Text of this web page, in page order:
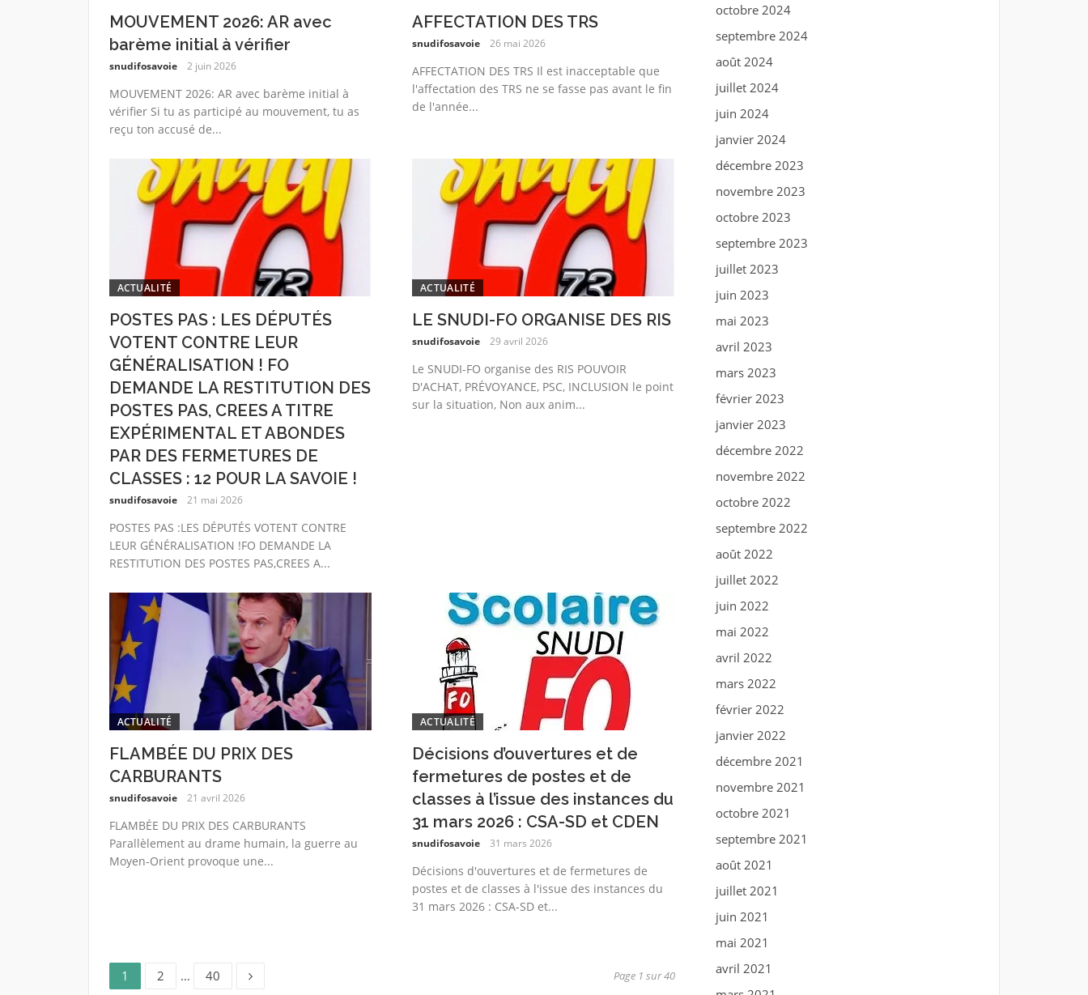
MOUVEMENT 2026: AR avec
barème initial à vérifier
snudifosavoie 2 juin 2026
MOUVEMENT 2026: AR avec barème initial à
vérifier Si tu as participé au mouvement, tu as
reçu ton accusé de...
AFFECTATION DES TRS
snudifosavoie 26 mai 2026
AFFECTATION DES TRS Il est inacceptable que
l'affectation des TRS ne se fasse pas avant le fin
de l'année...
ACTUALITÉ
POSTES PAS : LES DÉPUTÉS
VOTENT CONTRE LEUR
GÉNÉRALISATION ! FO
DEMANDE LA RESTITUTION DES
POSTES PAS, CREES A TITRE
EXPÉRIMENTAL ET ABONDES
PAR DES FERMETURES DE
CLASSES : 12 POUR LA SAVOIE !
snudifosavoie 21 mai 2026
POSTES PAS :LES DÉPUTÉS VOTENT CONTRE
LEUR GÉNÉRALISATION !FO DEMANDE LA
RESTITUTION DES POSTES PAS,CREES A...
ACTUALITÉ
LE SNUDI-FO ORGANISE DES RIS
snudifosavoie 29 avril 2026
Le SNUDI-FO organise des RIS POUVOIR
D'ACHAT, PRÉVOYANCE, PSC, INCLUSION le point
sur la situation, Non aux anim...
ACTUALITÉ
FLAMBÉE DU PRIX DES
CARBURANTS
snudifosavoie 21 avril 2026
FLAMBÉE DU PRIX DES CARBURANTS
Parallèlement au drame humain, la guerre au
Moyen-Orient provoque une...
ACTUALITÉ
Décisions d’ouvertures et de
fermetures de postes et de
classes à l’issue des instances du
31 mars 2026 : CSA-SD et CDEN
snudifosavoie 31 mars 2026
Décisions d'ouvertures et de fermetures de
postes et de classes à l'issue des instances du
31 mars 2026 : CSA-SD et...
Navigation
Page
1 2 … 40 Page 1 sur 40
octobre 2024
septembre 2024
août 2024
juillet 2024
juin 2024
janvier 2024
décembre 2023
novembre 2023
octobre 2023
septembre 2023
juillet 2023
juin 2023
mai 2023
avril 2023
mars 2023
février 2023
janvier 2023
décembre 2022
novembre 2022
octobre 2022
septembre 2022
août 2022
juillet 2022
juin 2022
mai 2022
avril 2022
mars 2022
février 2022
janvier 2022
décembre 2021
novembre 2021
octobre 2021
septembre 2021
août 2021
juillet 2021
juin 2021
mai 2021
avril 2021